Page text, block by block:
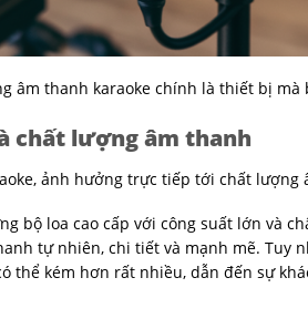
âm thanh karaoke chính là thiết bị mà
chất lượng âm thanh
ảnh hưởng trực tiếp tới chất lượng
bộ loa cao cấp với công suất lớn và
tự nhiên, chi tiết và mạnh mẽ. Tuy
thể kém hơn rất nhiều, dẫn đến sự